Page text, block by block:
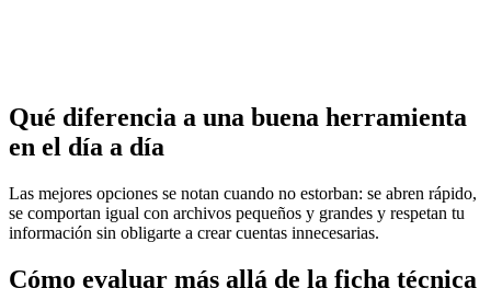
Qué diferencia a una buena herramienta
en el día a día
Las mejores opciones se notan cuando no estorban: se abren rápido,
se comportan igual con archivos pequeños y grandes y respetan tu
información sin obligarte a crear cuentas innecesarias.
Cómo evaluar más allá de la ficha técnica